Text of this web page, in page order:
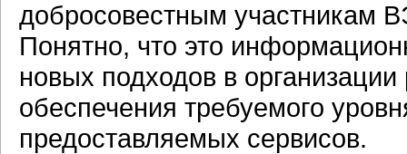
добросовестным участникам
Понятно, что это
новых подходов в
обеспечения требуемого
предоставляемых сервисов.